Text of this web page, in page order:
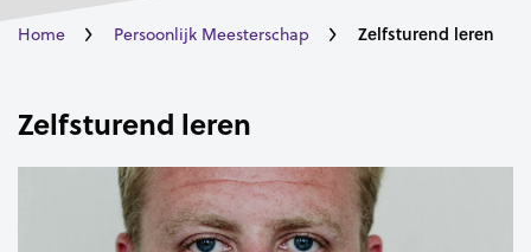
Home Persoonlijk Meesterschap Zelfsturend leren
Zelfsturend leren